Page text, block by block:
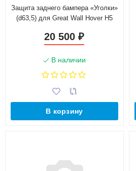
Защита заднего бампера «Уголки»
(d63,5) для Great Wall Hover H5
20 500₽
В наличии
В корзину